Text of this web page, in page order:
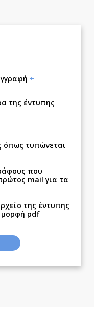
+
της έντυπης
όπως τυπώνεται
που
mail για τα
της έντυπης
μορφή pdf